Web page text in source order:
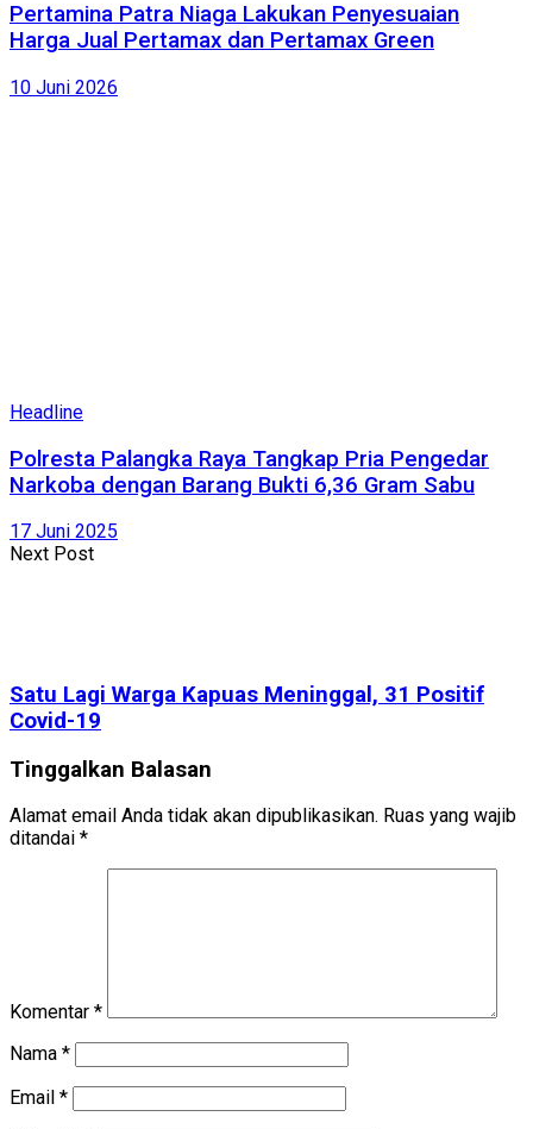
Pertamina Patra Niaga Lakukan Penyesuaian
Harga Jual Pertamax dan Pertamax Green
10 Juni 2026
Headline
Polresta Palangka Raya Tangkap Pria Pengedar
Narkoba dengan Barang Bukti 6,36 Gram Sabu
17 Juni 2025
Next Post
Satu Lagi Warga Kapuas Meninggal, 31 Positif
Covid-19
Tinggalkan Balasan
Alamat email Anda tidak akan dipublikasikan. Ruas yang wajib
ditandai *
Komentar *
Nama *
Email *